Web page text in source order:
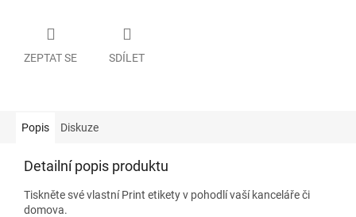
ZEPTAT SE SDÍLET
Popis Diskuze
Detailní popis produktu
Tiskněte své vlastní Print etikety v pohodlí vaší kanceláře či
domova.